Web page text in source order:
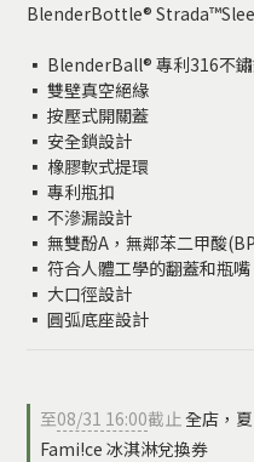
BlenderBottle®
▪️ BlenderBall® 專利316不
▪️ 雙壁真空絕緣
▪️ 按壓式開關蓋
▪️ 安全鎖設計
▪️ 橡膠軟式提環
▪️ 專利瓶扣
▪️ 不滲漏設計
▪️ 無雙酚A，無鄰苯二甲酸
▪️ 符合人體工學的翻蓋和瓶嘴
▪️ 大口徑設計
▪️ 圓弧底座設計
至08/31 16:00截止全店，
Fami!ce 冰淇淋兌換券